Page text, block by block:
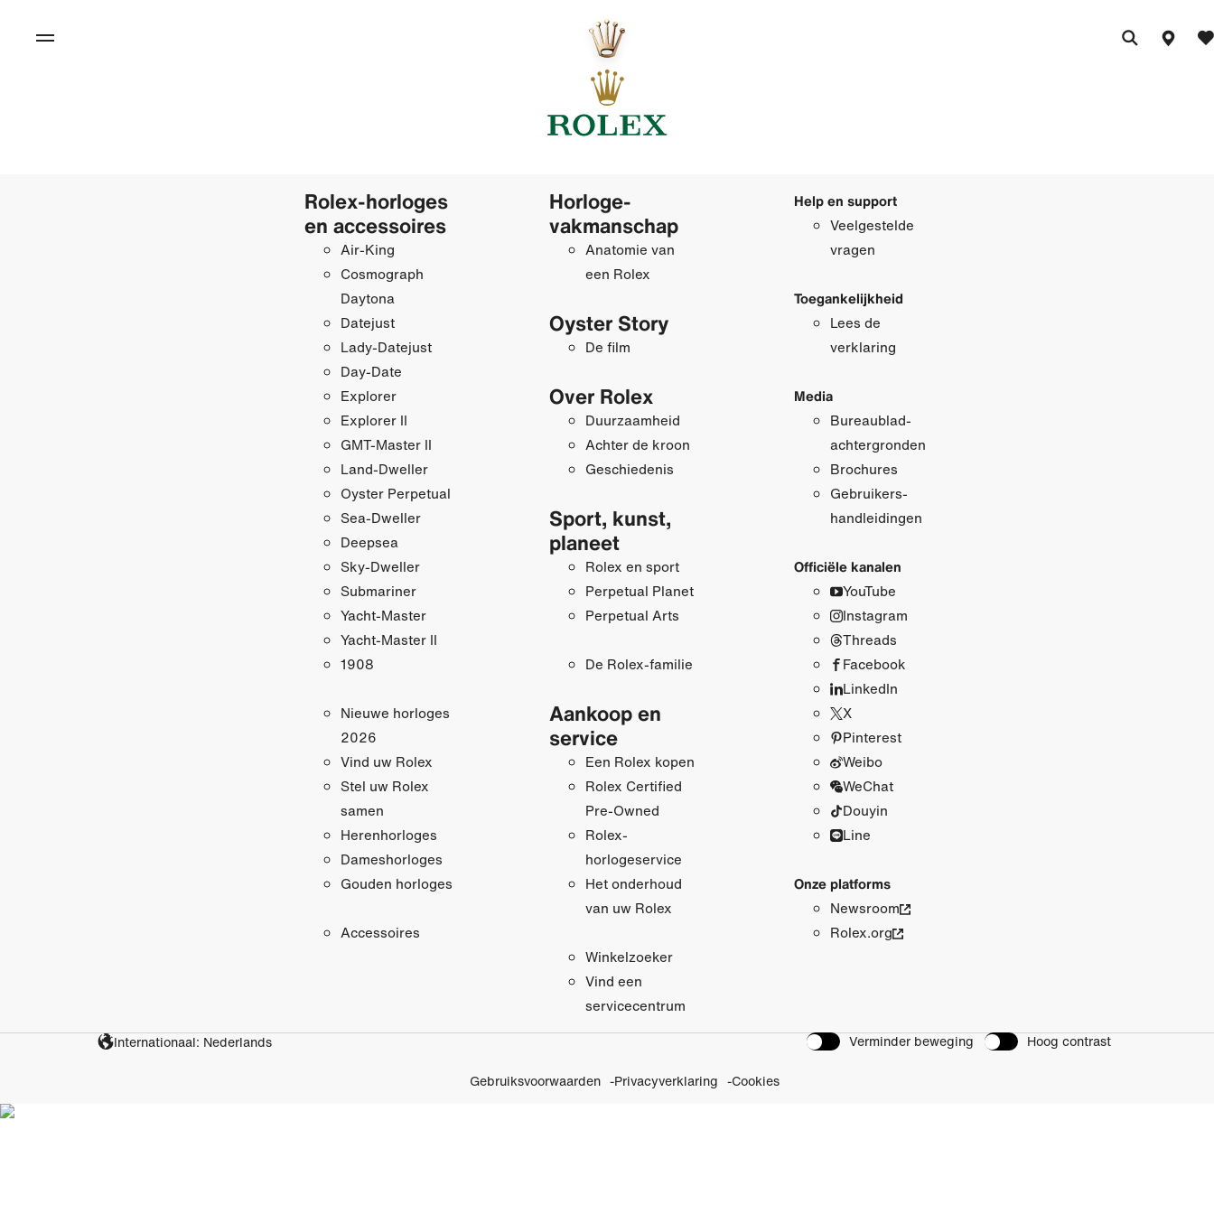
Rolex-horloges
en accessoires
Air-King
Cosmograph
Daytona
Datejust
Lady-Datejust
Day-Date
Explorer
Explorer II
GMT-Master II
Land-Dweller
Oyster Perpetual
Sea-Dweller
Deepsea
Sky-Dweller
Submariner
Yacht-Master
Yacht-Master II
1908
Nieuwe horloges
2026
Vind uw Rolex
Stel uw Rolex
samen
Herenhorloges
Dameshorloges
Gouden horloges
Accessoires
Horloge­
vakmanschap
Anatomie van
een Rolex
Oyster Story
De film
Over Rolex
Duurzaamheid
Achter de kroon
Geschiedenis
Sport, kunst,
planeet
Rolex en sport
Perpetual Planet
Perpetual Arts
De Rolex-familie
Aankoop en
service
Een Rolex kopen
Rolex Certified
Pre‑Owned
Rolex-
horlogeservice
Het onderhoud
van uw Rolex
Winkelzoeker
Vind een
servicecentrum
Help en support
Veelgestelde
vragen
Toegankelijkheid
Lees de
verklaring
Media
Bureaublad­
achtergronden
Brochures
Gebruikers­
handleidingen
Officiële kanalen
YouTube
Instagram
Threads
Facebook
LinkedIn
X
Pinterest
Weibo
WeChat
Douyin
Line
Onze platforms
Newsroom
Rolex.org
Internationaal: Nederlands Verminder beweging Hoog contrast
Gebruiksvoorwaarden Privacyverklaring Cookies